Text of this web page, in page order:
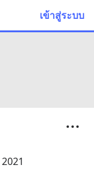
เข้าสู่ระบบ